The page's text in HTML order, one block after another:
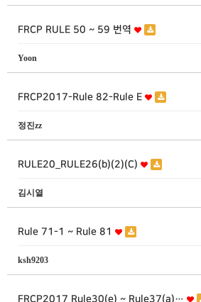
FRCP RULE 50 ~ 59 번역
Yoon
FRCP2017-Rule 82-Rule E
정진zz
RULE20_RULE26(b)(2)(C)
김시열
Rule 71-1 ~ Rule 81
ksh9203
FRCP2017 Rule30(e) ~ Rule37(a)…